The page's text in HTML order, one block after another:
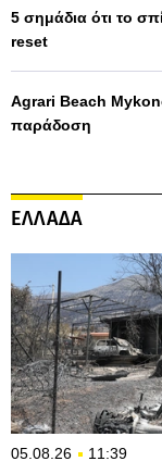
5 σημάδια ότι το
reset
Agrari Beach
παράδοση
ΕΛΛΑΔΑ
05.08.26 11:39